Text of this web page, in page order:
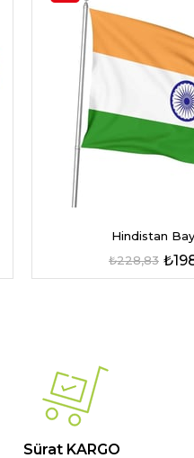
Hindistan
₺228,83
Sürat KARGO